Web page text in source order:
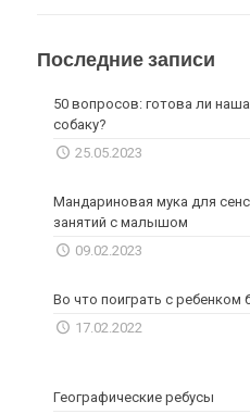
Последние записи
50 вопросов: готова ли
собаку?
25.05.2023
Мандариновая мука для
занятий с малышом
09.02.2023
Во что поиграть с ребенком
17.02.2022
Географические ребусы